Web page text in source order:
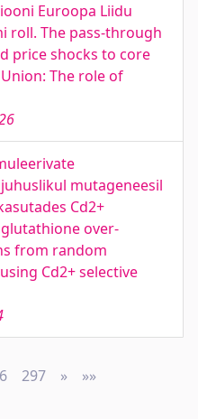
Euroopa Liidu
roll. The pass-through
price shocks to core
The role of
mutageneesil
Cd2+
over-
from random
Cd2+ selective
297 » Next
»»